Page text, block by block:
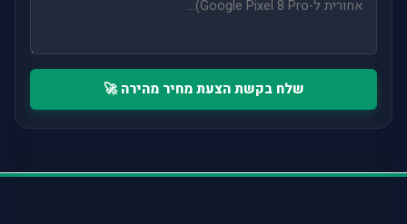
שלח בקשת הצעת מחיר מהירה 🚀